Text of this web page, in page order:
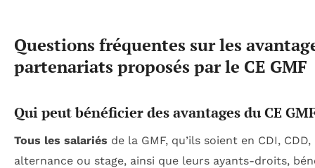
Questions fréquentes sur les
partenariats proposés par le CE GMF
Qui peut bénéficier des avantages du CE
Tous les salariés de la GMF, qu’ils soient en CDI, CDD,
alternance ou stage, ainsi que leurs ayants-droits,